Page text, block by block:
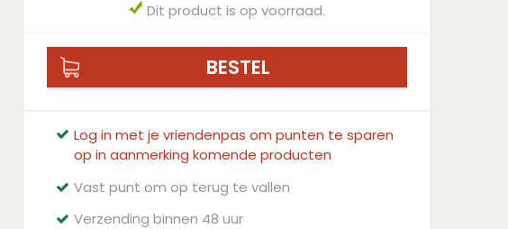
Dit product is op voorraad.
Log in met je vriendenpas om punten te sparen
op in aanmerking komende producten
Vast punt om op terug te vallen
Verzending binnen 48 uur